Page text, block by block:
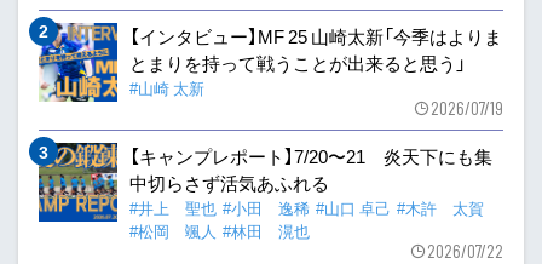
【インタビュー】MF 25 山崎太新「今季はよりま
とまりを持って戦うことが出来ると思う」
#山崎 太新
2026/07/19
【キャンプレポート】7/20〜21 炎天下にも集
中切らさず活気あふれる
#井上 聖也 #小田 逸稀 #山口 卓己 #木許 太賀
#松岡 颯人 #林田 滉也
2026/07/22